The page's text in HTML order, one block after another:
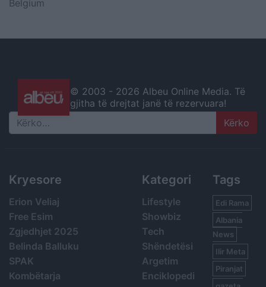
Belgium
© 2003 - 2026 Albeu Online Media. Të
gjitha të drejtat janë të rezervuara!
Search
Kryesore
Erion Veliaj
Free Esim
Zgjedhjet 2025
Belinda Balluku
SPAK
Kombëtarja
Kategori
Lifestyle
Showbiz
Tech
Shëndetësi
Argetim
Enciklopedi
Tags
Edi Rama
Albania
News
Ilir Meta
Piranjat